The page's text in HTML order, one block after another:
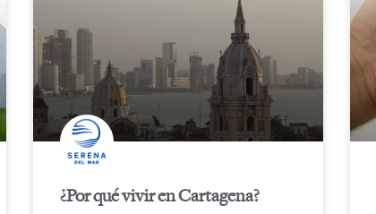
¿Por qué vivir en Cartagena?